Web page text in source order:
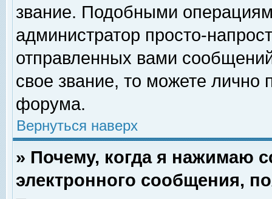
звание. Подобными
администратор просто-
отправленных вами
свое звание, то можете лично
форума.
Вернуться наверх
» Почему, когда я нажимаю
электронного сообщения,